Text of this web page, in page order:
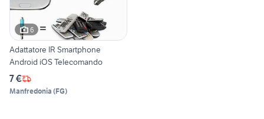
6
Adattatore IR Smartphone
Android iOS Telecomando
7 €
Manfredonia (FG)